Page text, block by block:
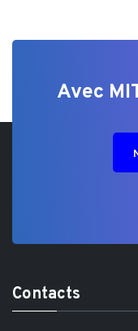
Avec
Contacts